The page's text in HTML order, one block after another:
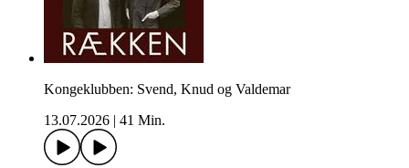
Kongeklubben: Svend, Knud og Valdemar
13.07.2026
41 Min.